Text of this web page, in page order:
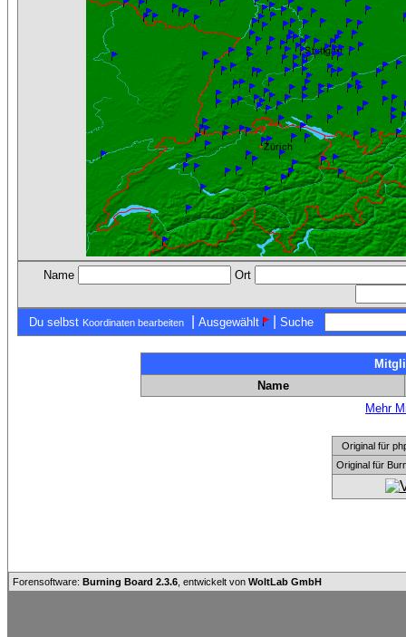
Name Ort
Du selbst Koordinaten bearbeiten Ausgewählt | Suche
Name
Mehr
Original für
Original für
Forensoftware: Burning Board 2.3.6 , entwickelt von WoltLab GmbH